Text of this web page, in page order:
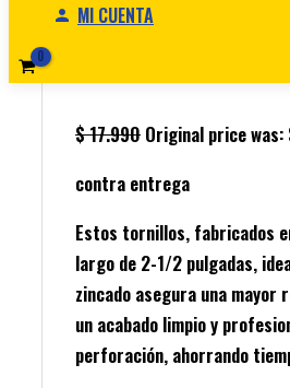
MI CUENTA
TORNILLO PARA
$17.990 Original price was:
contra entrega
Estos tornillos, fabricados
largo de 2-1/2 pulgadas,
zincado asegura una
un acabado limpio y
perforación, ahorrando